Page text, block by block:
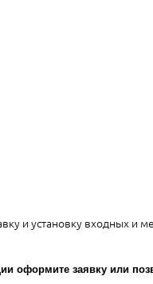
и установку входных и
оформите заявку или